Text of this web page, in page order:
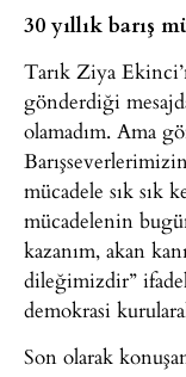
30 yıllık barış
Tarık Ziya
gönderdiği
olamadım. Ama
mücadele sık sık
mücadelenin
kazanım, akan
dileğimizdir”
demokrasi
Son olarak